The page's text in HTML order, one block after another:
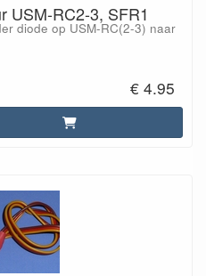
USM-RC2-3, SFR1
diode op USM-RC(2-3) naar
€ 4.95